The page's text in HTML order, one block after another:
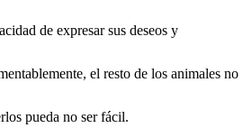
de expresar sus deseos y
el resto de los animales no
pueda no ser fácil.